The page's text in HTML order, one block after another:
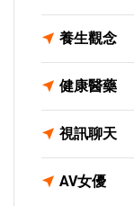
養生觀念
健康醫藥
視訊聊天
AV女優